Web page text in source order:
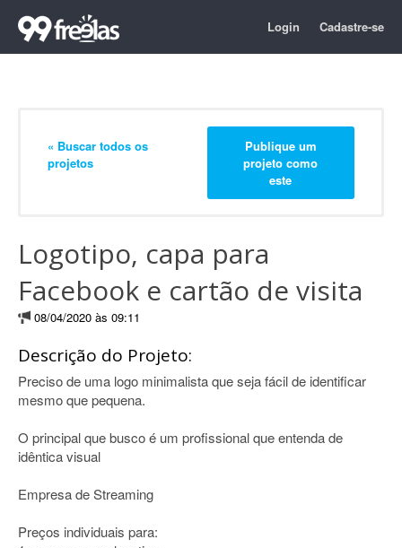
Login Cadastre-se
« Buscar todos os
projetos
Publique um
projeto como
este
Logotipo, capa para
Facebook e cartão de visita
08/04/2020 às 09:11
Descrição do Projeto:
Preciso de uma logo minimalista que seja fácil de identificar
mesmo que pequena.
O principal que busco é um profissional que entenda de
idêntica visual
Empresa de Streaming
Preços individuais para: